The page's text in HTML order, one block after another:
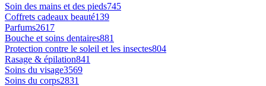
Soin des mains et des pieds745
Coffrets cadeaux beauté139
Parfums2617
Bouche et soins dentaires881
Protection contre le soleil et les insectes804
Rasage & épilation841
Soins du visage3569
Soins du corps2831